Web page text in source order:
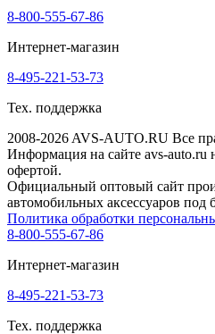
8-800-555-67-86
Интернет-магазин
8-495-221-53-73
Тех. поддержка
2008-2026 AVS-AUTO.RU Все
Информация на сайте avs-auto.ru
офертой.
Официальный оптовый сайт
автомобильных аксессуаров
Политика обработки
8-800-555-67-86
Интернет-магазин
8-495-221-53-73
Тех. поддержка